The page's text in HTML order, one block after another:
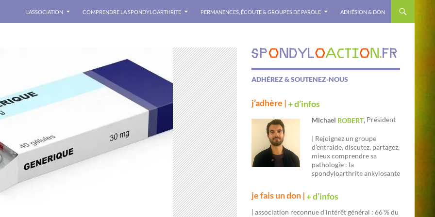
L’ASSOCIATION COMPRENDRE LA SPONDYLOARTHRITE PERMANENCES, ÉCOUTE & GROUPES DE PAROLE ADHÉSION & DON
ADHÉREZ & SOUTENEZ-NOUS
j’adhère |+ d’infos
Michael ROBERT, Président
| Rejoignez un groupe
d’entraide, discutez, partagez,
mieux comprendre sa
pathologie : la
spondyloarthrite ankylosante
je fais un don |+ d’infos
| association reconnue d’intérêt général : 66 % du